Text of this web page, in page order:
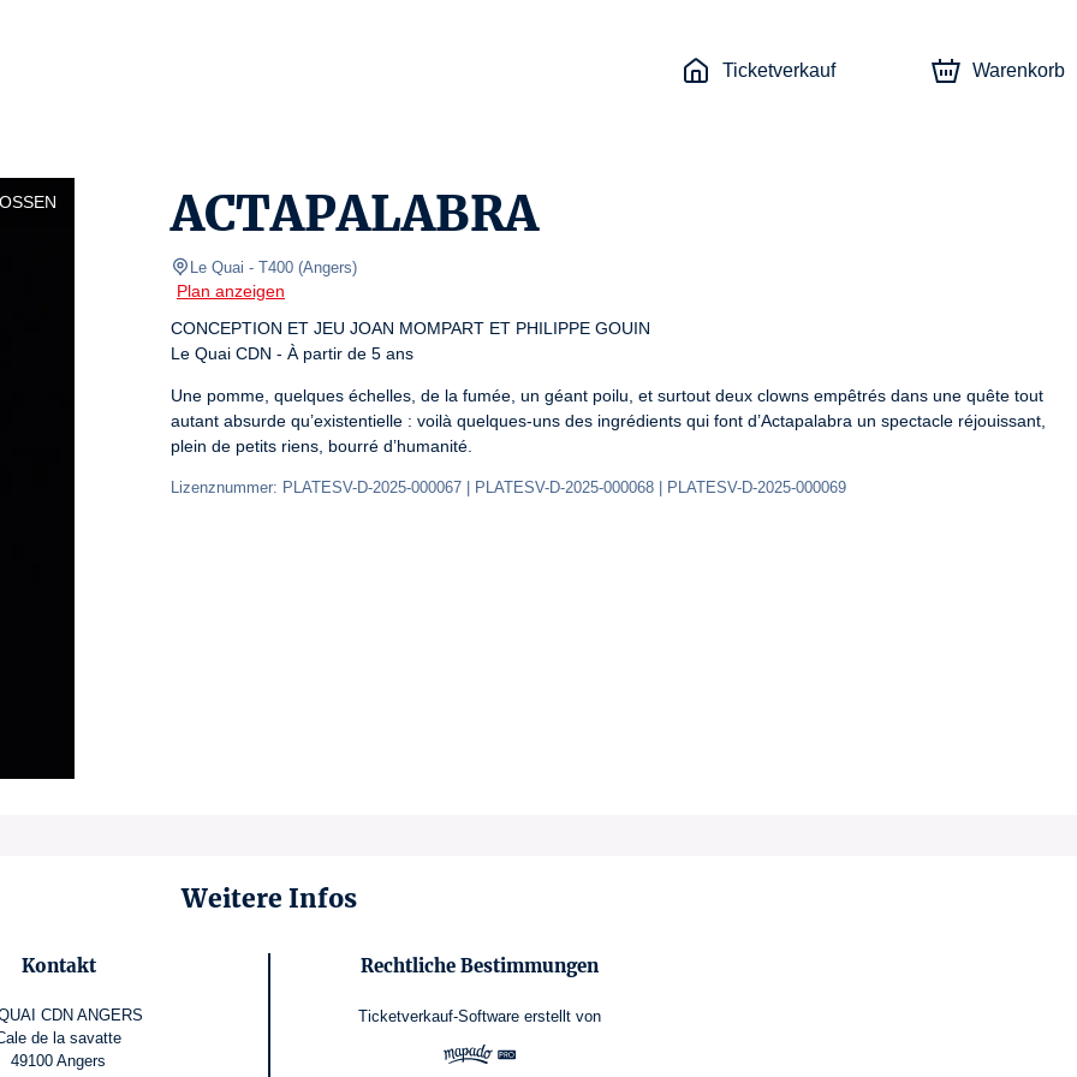
Ticketverkauf Warenkorb
ACTAPALABRA
Le Quai - T400 (Angers)
Plan anzeigen
CONCEPTION ET JEU JOAN MOMPART ET PHILIPPE GOUIN
Le Quai CDN - À partir de 5 ans
Une pomme, quelques échelles, de la fumée, un géant poilu, et surtout deux clowns empêtrés dans une quête tout
autant absurde qu’existentielle : voilà quelques-uns des ingrédients qui font d’Actapalabra un spectacle réjouissant,
plein de petits riens, bourré d’humanité.
Lizenznummer: PLATESV-D-2025-000067 | PLATESV-D-2025-000068 | PLATESV-D-2025-000069
Weitere Infos
Kontakt
CDN ANGERS
de la savatte
49100 Angers
Rechtliche Bestimmungen
Ticketverkauf-Software erstellt von